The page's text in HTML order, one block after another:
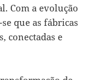
Com a evolução
que as fábricas
conectadas e